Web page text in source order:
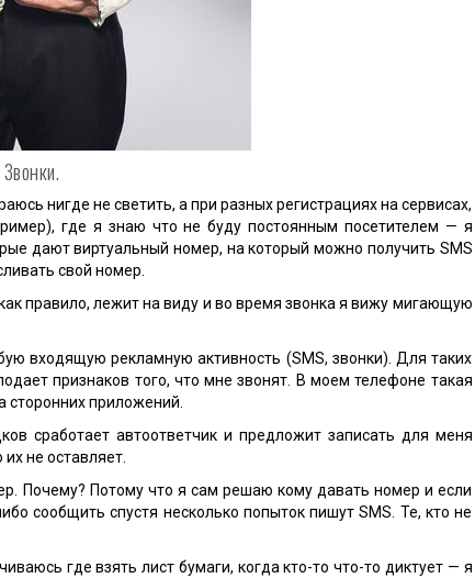
Звонки.
нигде не светить, а при разных регистрациях на сервисах,
где я знаю что не буду постоянным посетителем — я
дают виртуальный номер, на который можно получить SMS
свой номер.
правило, лежит на виду и во время звонка я вижу мигающую
входящую рекламную активность (SMS, звонки). Для таких
признаков того, что мне звонят. В моем телефоне такая
сторонних приложений.
сработает автоответчик и предложит записать для меня
не оставляет.
Почему? Потому что я сам решаю кому давать номер и если
сообщить спустя несколько попыток пишут SMS. Те, кто не
где взять лист бумаги, когда кто-то что-то диктует — я